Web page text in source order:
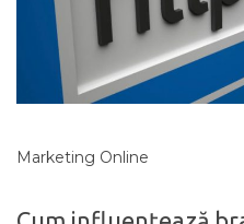
Marketing Online